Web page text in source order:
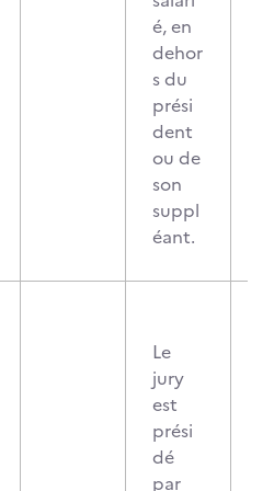
é, en
dehor
s du
prési
dent
ou de
son
suppl
éant.
Le
jury
est
prési
dé
par